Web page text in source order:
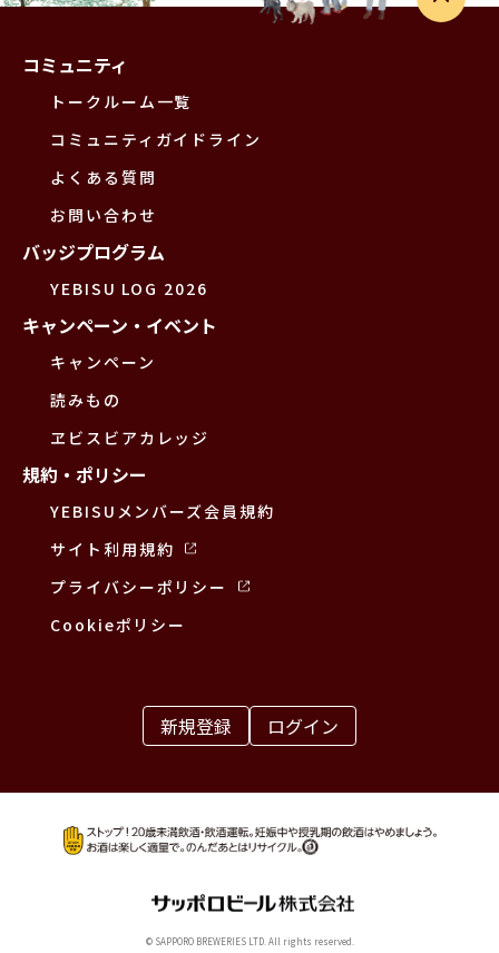
コミュニティ
トークルーム一覧
コミュニティガイドライン
よくある質問
お問い合わせ
バッジプログラム
YEBISU LOG 2026
キャンペーン・イベント
キャンペーン
読みもの
ヱビスビアカレッジ
規約・ポリシー
YEBISUメンバーズ会員規約
サイト利用規約
プライバシーポリシー
Cookieポリシー
新規登録 ログイン
© SAPPORO BREWERIES LTD. All rights reserved.